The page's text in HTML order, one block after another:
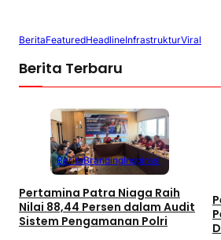
BeritaFeaturedHeadlineInfrastrukturViral
Berita Terbaru
BeritaBrandingInspirasi
Pertamina Patra Niaga Raih
Nilai 88,44 Persen dalam Audit
Sistem Pengamanan Polri